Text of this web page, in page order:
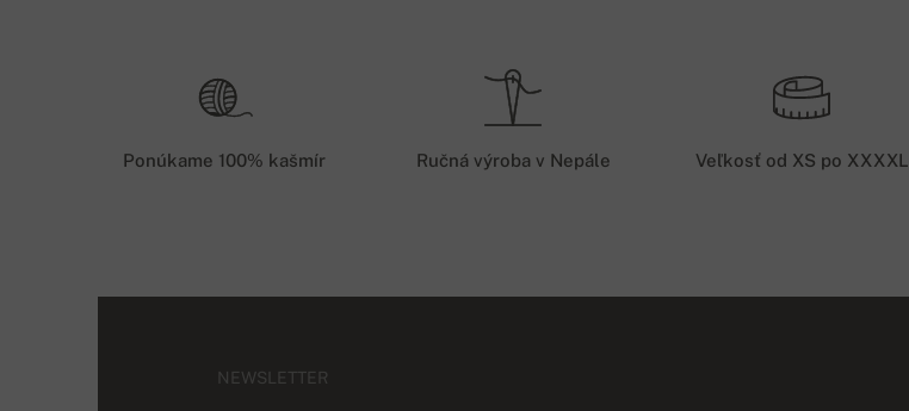
Ponúkame 100% kašmír Ručná výroba v Nepále Veľkosť od XS po XXXXL
NEWSLETTER